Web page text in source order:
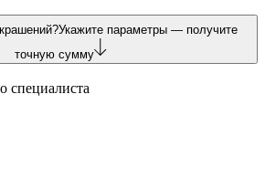
Укажите параметры — получите
точную сумму
специалиста